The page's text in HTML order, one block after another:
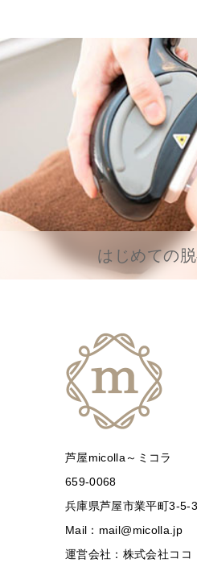
はじめての
芦屋micolla～ミコラ
659-0068
兵庫県芦屋市業平町3-5-
Mail：mail@micolla.jp
運営会社：株式会社ココ